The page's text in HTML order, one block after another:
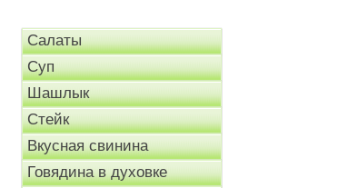
Салаты
Суп
Шашлык
Стейк
Вкусная свинина
Говядина в духовке